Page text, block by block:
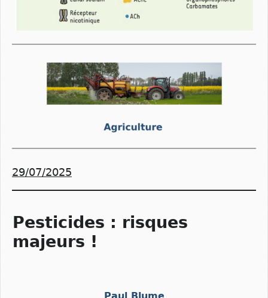
29/07/2025
Pesticides : risques
majeurs !